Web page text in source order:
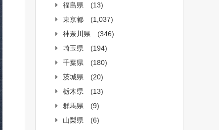
福島県
(13)
東京都
(1,037)
神奈川県
(346)
埼玉県
(194)
千葉県
(180)
茨城県
(20)
栃木県
(13)
群馬県
(9)
山梨県
(6)